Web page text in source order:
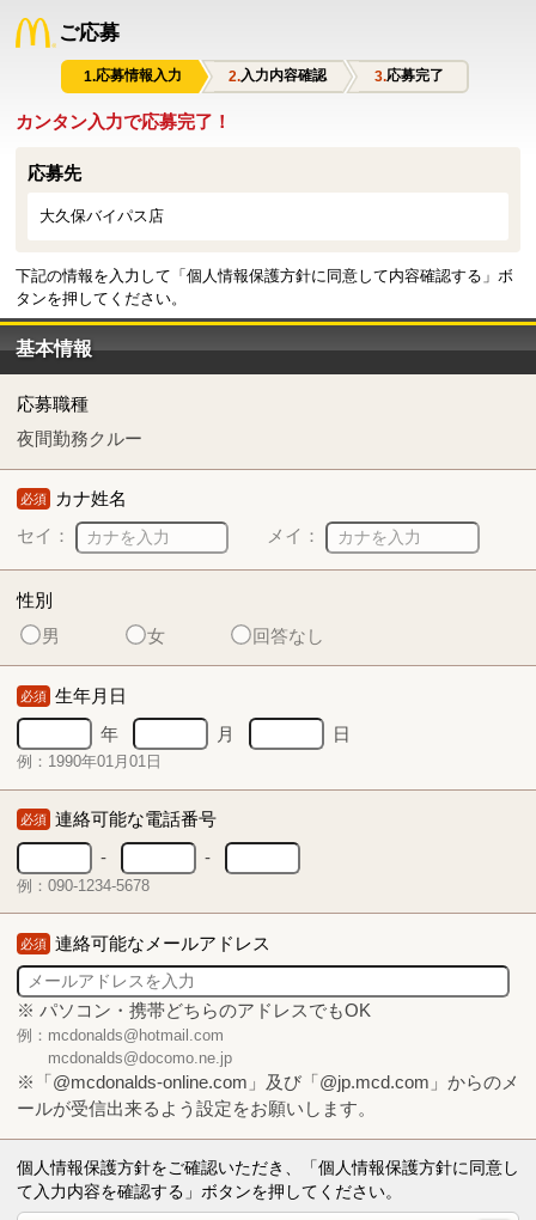
ご応募
応募情報入力 入力内容確認 応募完了
カンタン入力で応募完了！
応募先
大久保バイパス店
下記の情報を入力して「個人情報保護方針に同意して内容確認する」ボ
タンを押してください。
基本情報
応募職種
夜間勤務クルー
必須 カナ姓名
セイ：
メイ：
性別
男
女 回答なし
必須 生年月日
年
月 日
例：1990年01月01日
必須 連絡可能な電話番号
-
-
例：090-1234-5678
必須 連絡可能なメールアドレス
※ パソコン・携帯どちらのアドレスでもOK
例：mcdonalds@hotmail.com
mcdonalds@docomo.ne.jp
※「@mcdonalds-online.com」及び「@jp.mcd.com」からのメ
ールが受信出来るよう設定をお願いします。
個人情報保護方針をご確認いただき、「個人情報保護方針に同意し
て入力内容を確認する」ボタンを押してください。